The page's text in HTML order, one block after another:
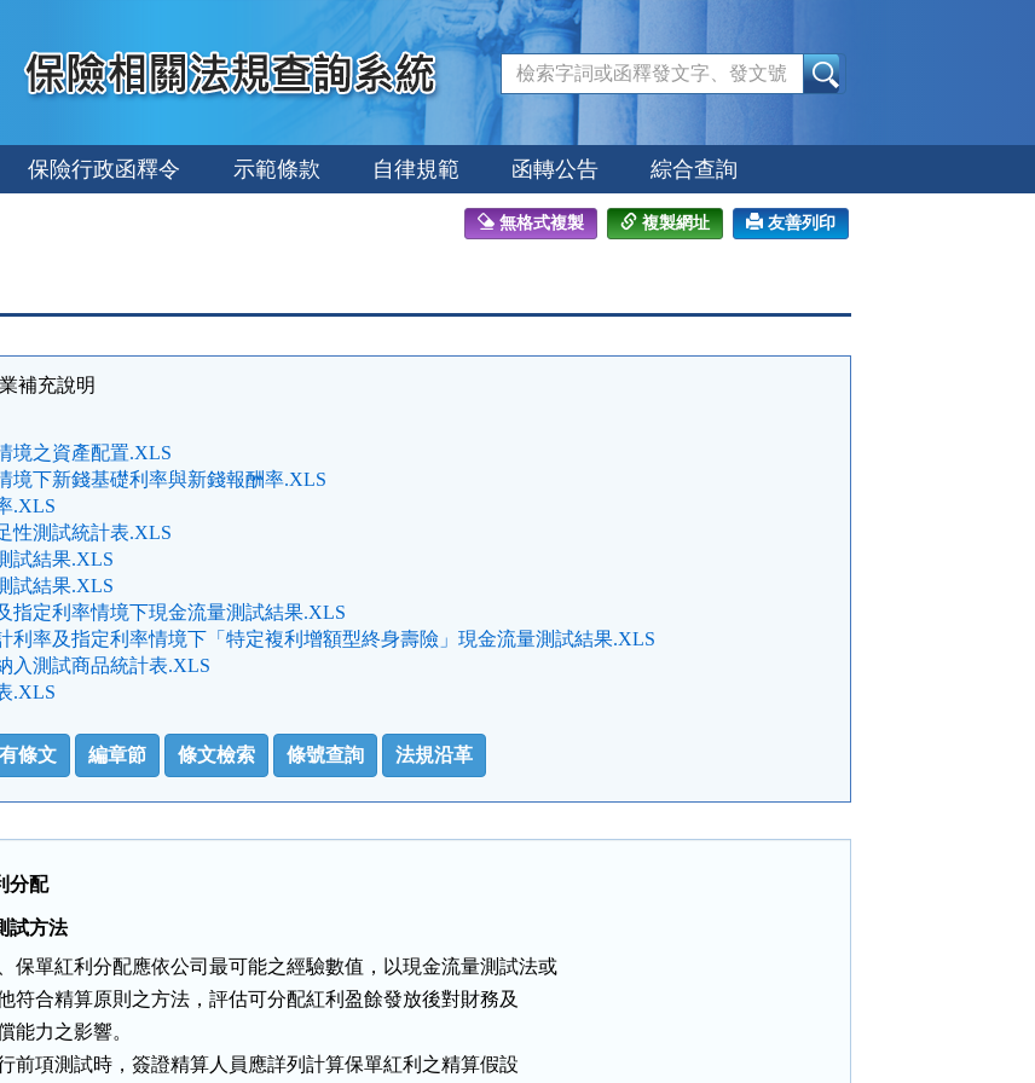
保險行政函釋令 示範條款 自律規範 函轉公告 綜合查詢
無格式複製 複製網址 友善列印
補充說明
境之資產配置.XLS
境下新錢基礎利率與新錢報酬率.XLS
.XLS
性測試統計表.XLS
試結果.XLS
試結果.XLS
指定利率情境下現金流量測試結果.XLS
利率及指定利率情境下「特定複利增額型終身壽險」現金流量測試結果.XLS
入測試商品統計表.XLS
.XLS
條文 編章節 條文檢索 條號查詢 法規沿革
分配
試方法
保單紅利分配應依公司最可能之經驗數值，以現金流量測試法或
其他符合精算原則之方法，評估可分配紅利盈餘發放後對財務及
償能力之影響。
進行前項測試時，簽證精算人員應詳列計算保單紅利之精算假設